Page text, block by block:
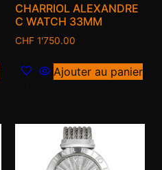
CHARRIOL ALEXANDRE
C WATCH 33MM
CHF 1'750.00
Ajouter au panier